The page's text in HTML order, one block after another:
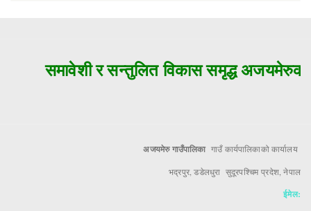
समावेशी र सन्तुलित विकास समृद्ध अजयमेरुको
अजयमेरु गाउँपालिका गाउँ कार्यपालिकाको कार्यालय
भद्रपुर, डडेलधुरा सुदूरपश्चिम प्रदेश, नेपाल
ईमेल: